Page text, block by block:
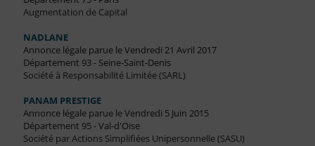
Augmentation de Capital
NADLANE
Annonce légale parue le Vendredi 21 Avril 2017
Département 93 - Seine-Saint-Denis
Société à Responsabilité Limitée (SARL)
PANAM PRESTIGE
Annonce légale parue le Vendredi 5 Juin 2015
Département 95 - Val-d'Oise
Société par Actions Simplifiées Unipersonnelle (SASU)